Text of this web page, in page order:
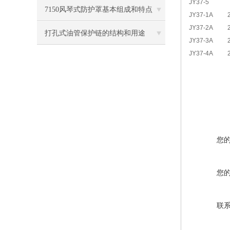
7150风琴式防护罩基本组成和特点
打孔式油管保护链的结构和用途
JY37-5
JY37-1A
JY37-2A
JY37-3A
JY37-4A
您
您
联